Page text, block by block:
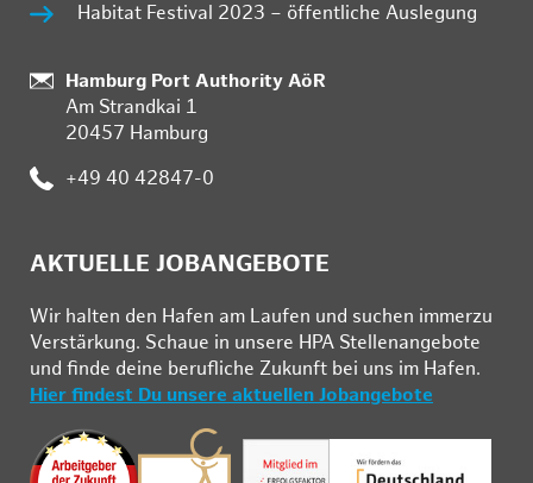
Habitat Festival 2023 – öffentliche Auslegung
Standort:
Hamburg Port Authority AöR
Am Strandkai 1
20457 Hamburg
Telefon:
+49 40 42847-0
AKTUELLE JOBANGEBOTE
Wir hal­ten den Ha­fen am Lau­fen und su­chen im­mer­zu
Ver­stär­kung. Schau­e in un­se­re HPA Stel­len­an­ge­bo­te
und fin­de deine be­ruf­li­che Zu­kunft bei uns im Ha­fen.
Hier findest Du unsere aktuellen Jobangebote